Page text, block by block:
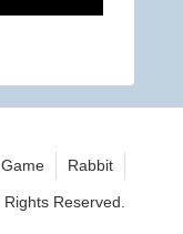
Game Rabbit
Reserved.